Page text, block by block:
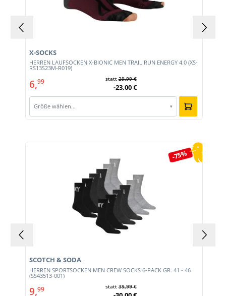
HERREN LAUFSOCKEN X-BIONIC MEN TRAIL RUN ENERGY 4.0 (XS-
RS13S23M-R019)
X-SOCKS
6,99 statt29,99 €
-23,00 €
Größe wählen… ▾
-75%
HERREN SPORTSOCKEN MEN CREW SOCKS 6-PACK GR. 41 - 46
(SS43513-001)
SCOTCH & SODA
9,99 statt39,99 €